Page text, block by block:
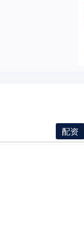
配资